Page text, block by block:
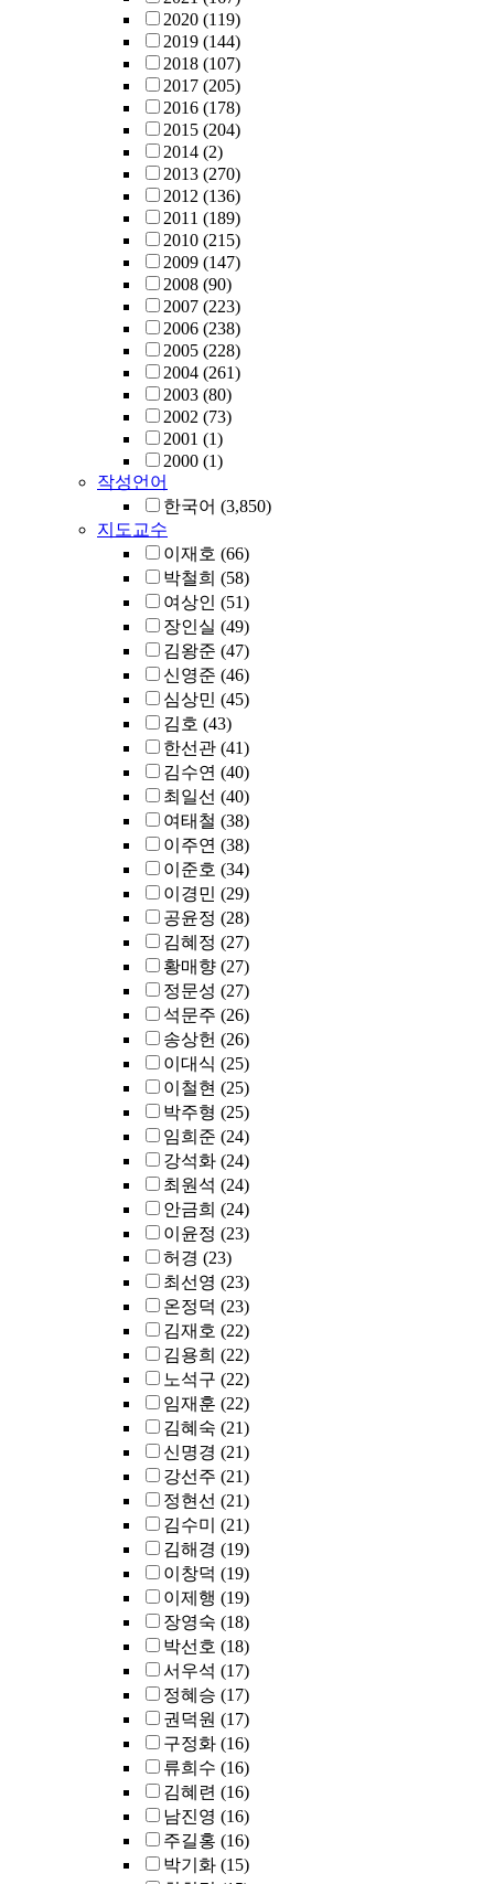
2020 (119)
2019 (144)
2018 (107)
2017 (205)
2016 (178)
2015 (204)
2014 (2)
2013 (270)
2012 (136)
2011 (189)
2010 (215)
2009 (147)
2008 (90)
2007 (223)
2006 (238)
2005 (228)
2004 (261)
2003 (80)
2002 (73)
2001 (1)
2000 (1)
작성언어
한국어 (3,850)
지도교수
이재호 (66)
박철희 (58)
여상인 (51)
장인실 (49)
김왕준 (47)
신영준 (46)
심상민 (45)
김호 (43)
한선관 (41)
김수연 (40)
최일선 (40)
여태철 (38)
이주연 (38)
이준호 (34)
이경민 (29)
공윤정 (28)
김혜정 (27)
황매향 (27)
정문성 (27)
석문주 (26)
송상헌 (26)
이대식 (25)
이철현 (25)
박주형 (25)
임희준 (24)
강석화 (24)
최원석 (24)
안금희 (24)
이윤정 (23)
허경 (23)
최선영 (23)
온정덕 (23)
김재호 (22)
김용희 (22)
노석구 (22)
임재훈 (22)
김혜숙 (21)
신명경 (21)
강선주 (21)
정현선 (21)
김수미
(21)
김해경 (19)
이창덕 (19)
이제행 (19)
장영숙 (18)
박선호 (18)
서우석 (17)
정혜승 (17)
권덕원 (17)
구정화 (16)
류희수 (16)
김혜련 (16)
남진영 (16)
주길홍 (16)
박기화 (15)